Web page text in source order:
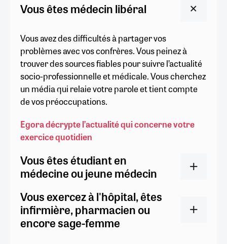
Vous êtes médecin libéral
Vous avez des difficultés à partager vos
problèmes avec vos confrères. Vous peinez à
trouver des sources fiables pour suivre l’actualité
socio-professionnelle et médicale. Vous cherchez
un média qui relaie votre parole et tient compte
de vos préoccupations.
Egora décrypte l’actualité qui concerne votre
exercice quotidien
Vous êtes étudiant en
médecine ou jeune médecin
Vous exercez à l'hôpital, êtes
infirmière, pharmacien ou
encore sage-femme